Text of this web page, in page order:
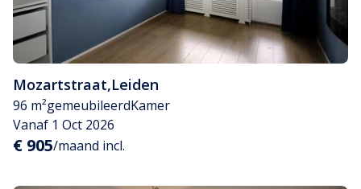
Mozartstraat,Leiden
96 m²gemeubileerdKamer
Vanaf 1 Oct 2026
€ 905/maand incl.